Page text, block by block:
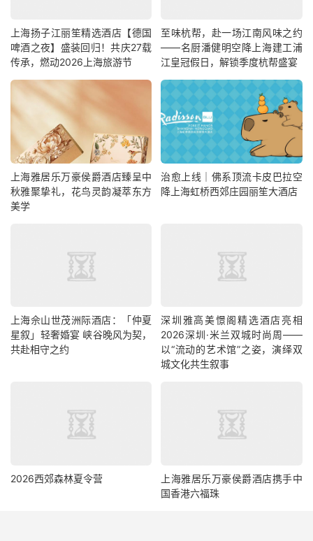
上海扬子江丽笙精选酒店【德国
啤酒之夜】盛装回归！共庆27载
传承，燃动2026上海旅游节
至味杭帮，赴一场江南风味之约
——名厨潘健明空降上海建工浦
江皇冠假日，解锁季度杭帮盛宴
上海雅居乐万豪侯爵酒店臻呈中
秋雅聚挚礼，花鸟灵韵凝萃东方
美学
治愈上线｜佛系顶流卡皮巴拉空
降上海虹桥西郊庄园丽笙大酒店
上海佘山世茂洲际酒店：「仲夏
星叙」轻奢婚宴 峡谷晚风为契，
共赴相守之约
深圳雅高美憬阁精选酒店亮相
2026深圳·米兰双城时尚周——
以“流动的艺术馆”之姿，演绎双
城文化共生叙事
2026西郊森林夏令营
上海雅居乐万豪侯爵酒店携手中
国香港六福珠